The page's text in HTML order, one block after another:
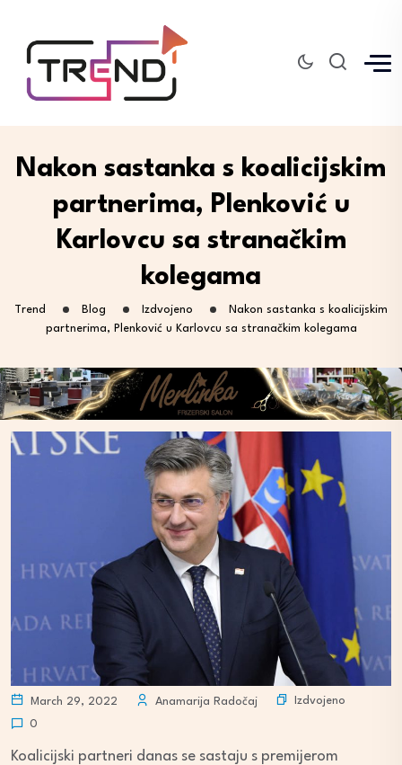
Nakon sastanka s koalicijskim
partnerima, Plenković u
Karlovcu sa stranačkim
kolegama
Trend Blog Izdvojeno
Nakon sastanka s koalicijskim
partnerima, Plenković u Karlovcu sa stranačkim kolegama
March 29, 2022 Anamarija Radočaj
Izdvojeno
0
Koalicijski partneri danas se sastaju s premijerom